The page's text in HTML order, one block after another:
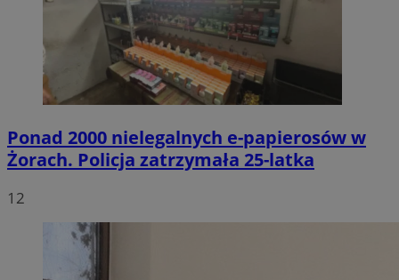
Ponad 2000 nielegalnych e-papierosów w
Żorach. Policja zatrzymała 25-latka
12